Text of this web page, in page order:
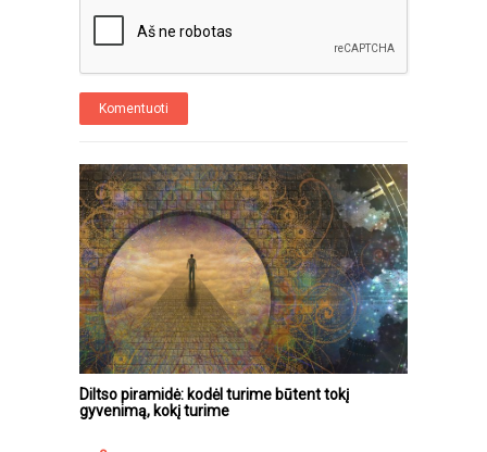
Komentuoti
Diltso piramidė: kodėl turime būtent tokį
gyvenimą, kokį turime